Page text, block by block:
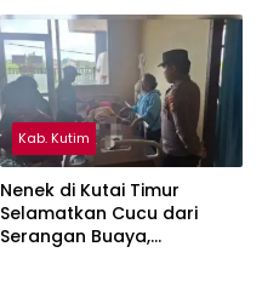
Kab. Kutim
Nenek di Kutai Timur
Selamatkan Cucu dari
Serangan Buaya,